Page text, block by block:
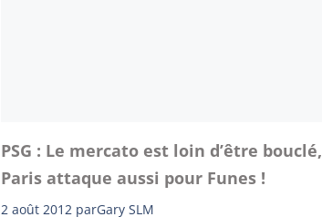
PSG : Le mercato est loin d’être bouclé,
Paris attaque aussi pour Funes !
2 août 2012 parGary SLM